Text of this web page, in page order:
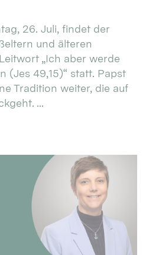
26. Juli, findet der
und älteren
„Ich aber werde
(Jes 49,15)“ statt. Papst
Tradition weiter, die auf
...